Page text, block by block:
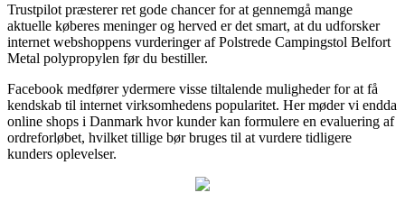
Trustpilot præsterer ret gode chancer for at gennemgå mange
aktuelle køberes meninger og herved er det smart, at du udforsker
internet webshoppens vurderinger af Polstrede Campingstol Belfort
Metal polypropylen før du bestiller.
Facebook medfører ydermere visse tiltalende muligheder for at få
kendskab til internet virksomhedens popularitet. Her møder vi endda
online shops i Danmark hvor kunder kan formulere en evaluering af
ordreforløbet, hvilket tillige bør bruges til at vurdere tidligere
kunders oplevelser.